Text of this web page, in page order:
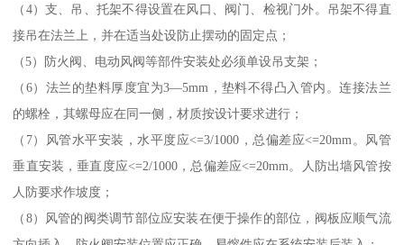
（4）支、吊、托架不得设置在风口、阀门、检视门外。吊架不得直
接吊在法兰上，并在适当处设防止摆动的固定点；
（5）防火阀、电动风阀等部件安装处必须单设吊支架；
（6）法兰的垫料厚度宜为3—5mm，垫料不得凸入管内。连接法兰
的螺栓，其螺母应在同一侧，材质按设计要求进行；
（7）风管水平安装，水平度应<=3/1000，总偏差应<=20mm。风管
垂直安装，垂直度应<=2/1000，总偏差应<=20mm。人防出墙风管按
人防要求作坡度；
（8）风管的阀类调节部位应安装在便于操作的部位，阀板应顺气流